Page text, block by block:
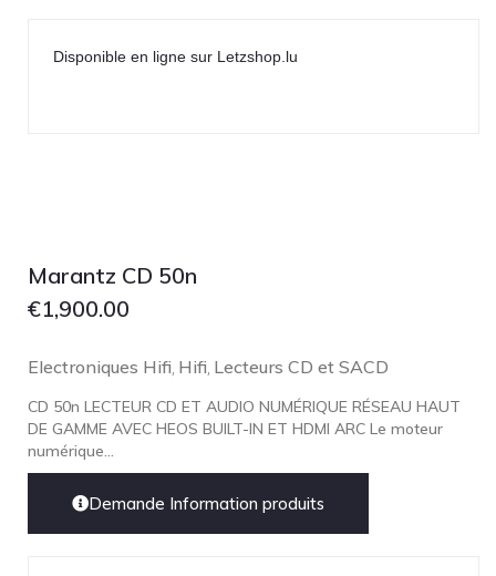
Disponible en ligne sur Letzshop.lu
Marantz CD 50n
€1,900.00
Electroniques Hifi Hifi Lecteurs CD et SACD
CD 50n LECTEUR CD ET AUDIO NUMÉRIQUE RÉSEAU HAUT
DE GAMME AVEC HEOS BUILT-IN ET HDMI ARC Le moteur
numérique...
Demande Information produits